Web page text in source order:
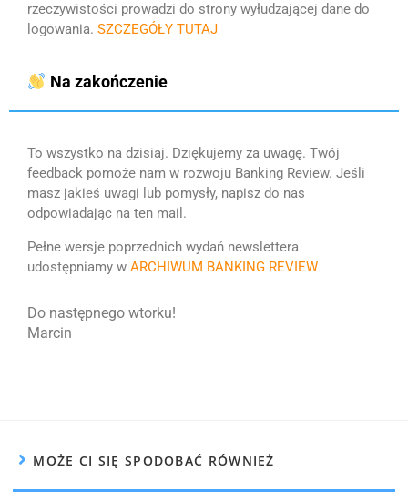
rzeczywistości prowadzi do strony wyłudzającej dane do
logowania. SZCZEGÓŁY TUTAJ
Na zakończenie
To wszystko na dzisiaj. Dziękujemy za uwagę. Twój
feedback pomoże nam w rozwoju Banking Review. Jeśli
masz jakieś uwagi lub pomysły, napisz do nas
odpowiadając na ten mail.
Pełne wersje poprzednich wydań newslettera
udostępniamy w ARCHIWUM BANKING REVIEW
Do następnego wtorku!
Marcin
MOŻE CI SIĘ SPODOBAĆ RÓWNIEŻ